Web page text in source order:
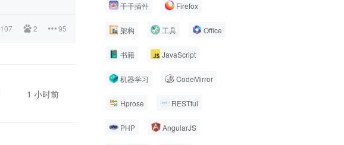
107 2 95
1 小时前
千千插件 Firefox
架构 工具 Office
书籍 JavaScript
机器学习 CodeMirror
Hprose RESTful
PHP AngularJS